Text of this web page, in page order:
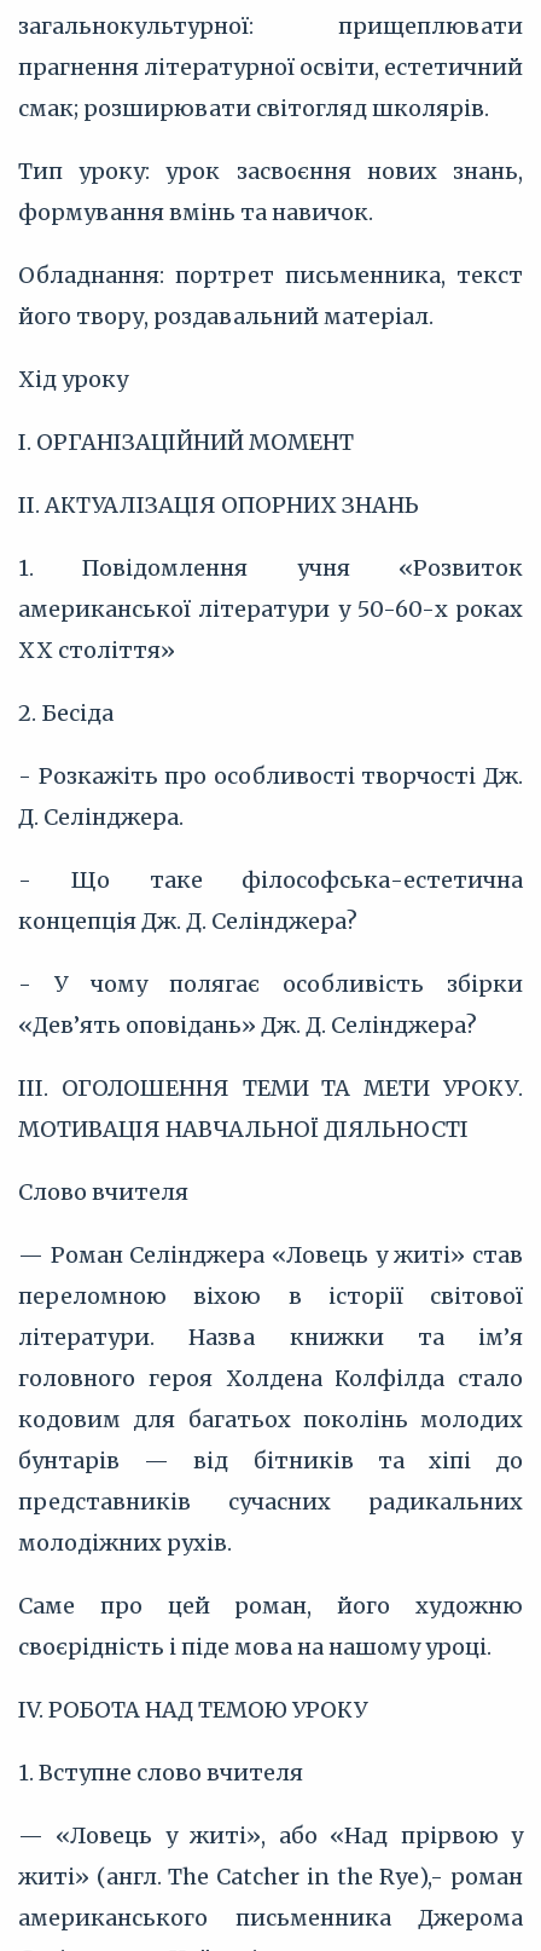
загальнокультурної: прищеплювати
прагнення літературної освіти, естетичний
смак; розширювати світогляд школярів.
Тип уроку: урок засвоєння нових знань,
формування вмінь та навичок.
Обладнання: портрет письменника, текст
його твору, роздавальний матеріал.
Хід уроку
І. ОРГАНІЗАЦІЙНИЙ МОМЕНТ
II. АКТУАЛІЗАЦІЯ ОПОРНИХ ЗНАНЬ
1. Повідомлення учня «Розвиток
американської літератури у 50-60-х роках
ХХ століття»
2. Бесіда
- Розкажіть про особливості творчості Дж.
Д. Селінджера.
- Що таке філософська-естетична
концепція Дж. Д. Селінджера?
- У чому полягає особливість збірки
«Дев’ять оповідань» Дж. Д. Селінджера?
III. ОГОЛОШЕННЯ ТЕМИ ТА МЕТИ УРОКУ.
МОТИВАЦІЯ НАВЧАЛЬНОЇ ДІЯЛЬНОСТІ
Слово вчителя
— Роман Селінджера «Ловець у житі» став
переломною віхою в історії світової
літератури. Назва книжки та ім’я
головного героя Холдена Колфілда стало
кодовим для багатьох поколінь молодих
бунтарів — від бітників та хіпі до
представників сучасних радикальних
молодіжних рухів.
Саме про цей роман, його художню
своєрідність і піде мова на нашому уроці.
IV. РОБОТА НАД ТЕМОЮ УРОКУ
1. Вступне слово вчителя
— «Ловець у житі», або «Над прірвою у
житі» (англ. The Catcher in the Rye),- роман
американського письменника Джерома